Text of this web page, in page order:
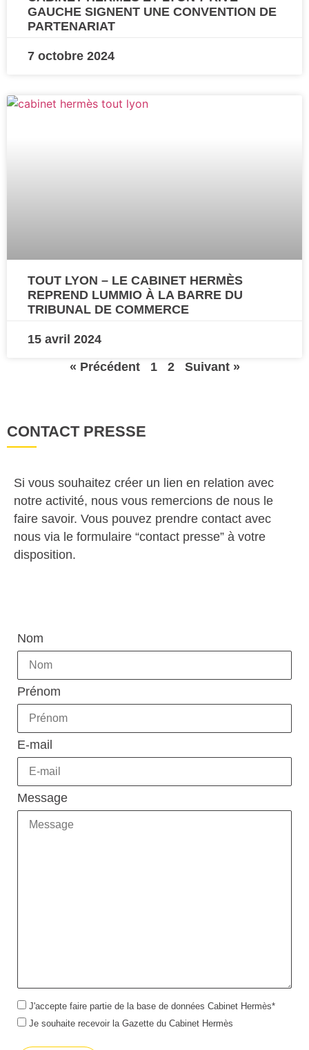
GAUCHE SIGNENT UNE CONVENTION DE
PARTENARIAT
7 octobre 2024
TOUT LYON – LE CABINET HERMÈS
REPREND LUMMIO À LA BARRE DU
TRIBUNAL DE COMMERCE
15 avril 2024
« Précédent
1 2 Suivant »
CONTACT PRESSE
Si vous souhaitez créer un lien en relation avec
notre activité, nous vous remercions de nous le
faire savoir. Vous pouvez prendre contact avec
nous via le formulaire “contact presse” à votre
disposition.
laisser
ce
champ
vide.
Nom
Prénom
E-mail
Message
J'accepte faire partie de la base de données Cabinet Hermès*
Je souhaite recevoir la Gazette du Cabinet Hermès